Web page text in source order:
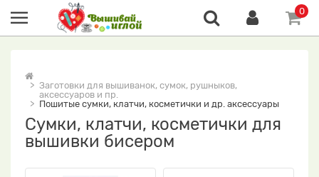
0
Заготовки для вышиванок, сумок, рушныков,
аксессуаров и пр.
Пошитые сумки, клатчи, косметички и др. аксессуары
Сумки, клатчи, косметички для
вышивки бисером